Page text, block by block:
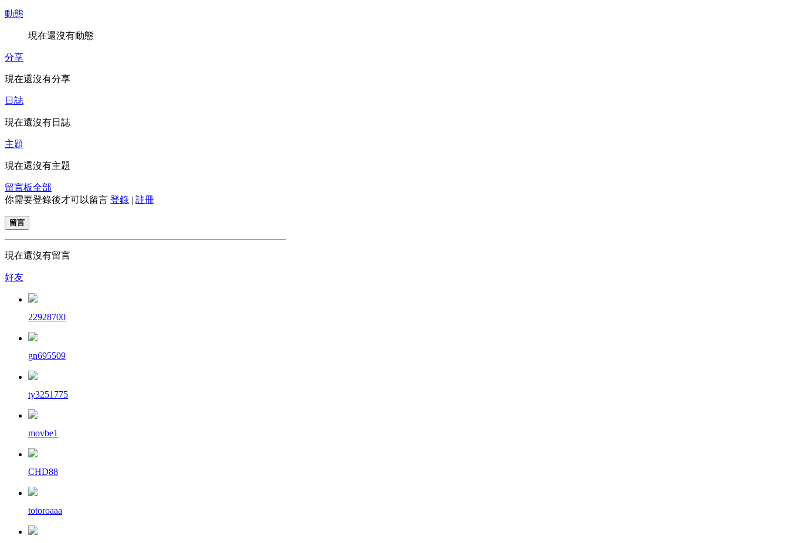
動態
現在還沒有動態
分享
現在還沒有分享
日誌
現在還沒有日誌
主題
現在還沒有主題
留言板全部
你需要登錄後才可以留言 登錄 | 註冊
留言
現在還沒有留言
好友
22928700
gn695509
ty3251775
movbe1
CHD88
totoroaaa